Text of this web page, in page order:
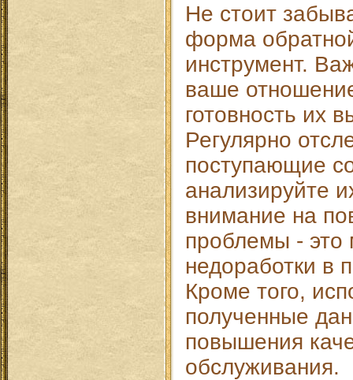
Не стоит
форма
инструмент.
ваше
готовность их
Регулярно
поступающие
анализируйте
внимание на
проблемы - это
недоработки в
Кроме того,
полученные
повышения
обслуживания.